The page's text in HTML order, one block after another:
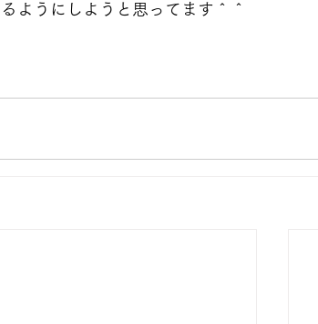
ようにしようと思ってます＾＾